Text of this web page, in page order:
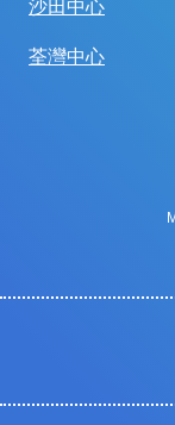
沙田中心
荃灣中心